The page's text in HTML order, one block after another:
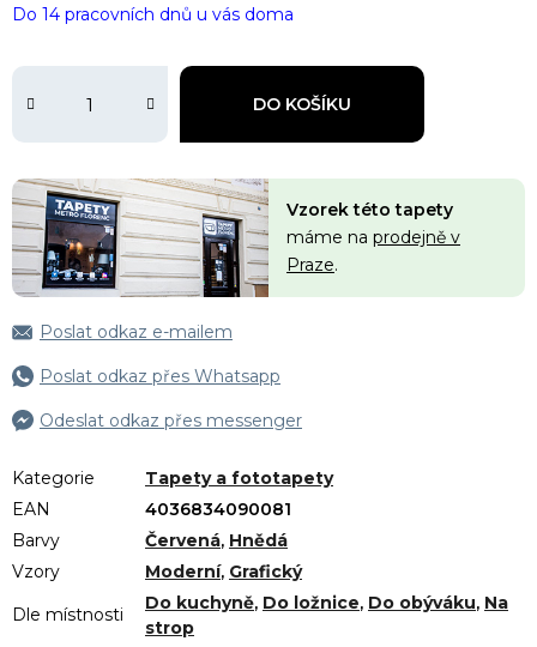
DO KOŠÍKU
Do 14 pracovních dnů u vás doma
Vzorek této tapety
máme na prodejně v
Praze.
Poslat odkaz e-mailem
Poslat odkaz přes Whatsapp
Odeslat odkaz přes messenger
Kategorie
Tapety a fototapety
EAN
4036834090081
Barvy
Červená, Hnědá
Vzory
Moderní, Grafický
Dle místnosti
Do kuchyně, Do ložnice, Do obýváku, Na
strop